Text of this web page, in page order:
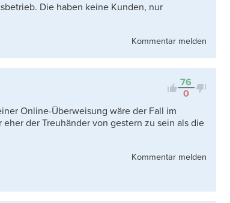
Die haben keine Kunden, nur
Kommentar melden
76
0
Online-Überweisung wäre der Fall im
der Treuhänder von gestern zu sein als die
Kommentar melden